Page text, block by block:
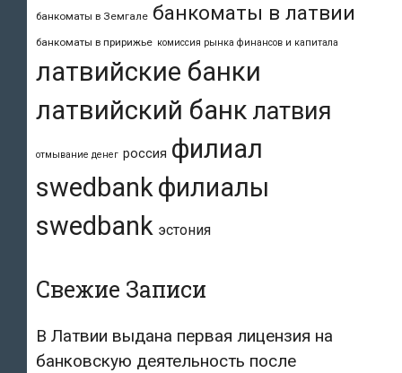
банкоматы в Земгале банкоматы в латвии
банкоматы в пририжье комиссия рынка финансов и капитала
латвийские банки
латвийский банк латвия
отмывание денег россия филиал
swedbankфилиалы
swedbank эстония
Свежие Записи
В Латвии выдана первая лицензия на
банковскую деятельность после